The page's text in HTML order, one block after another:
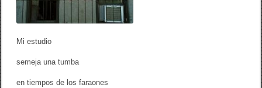
Mi estudio
semeja una tumba
en tiempos de los faraones